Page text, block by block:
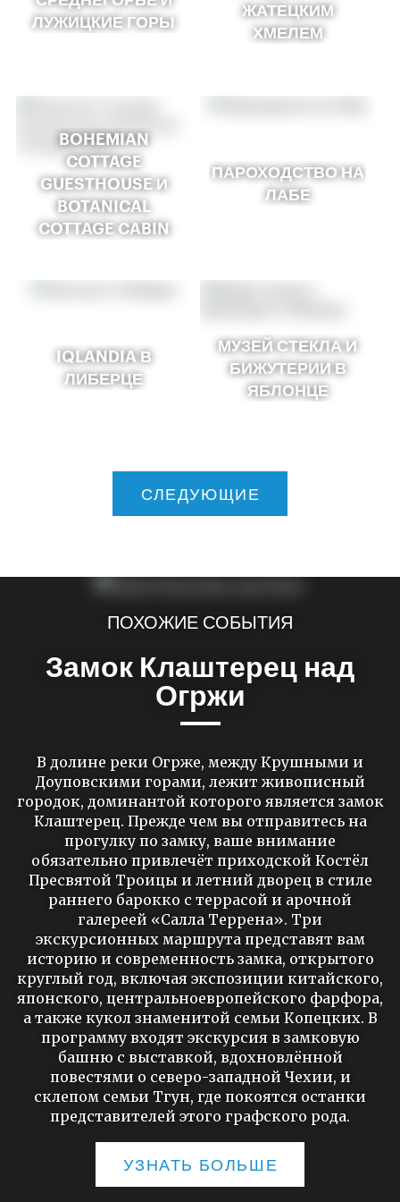
ЛУЖИЦКИЕ ГОРЫ
ЖАТЕЦКИМ
ХМЕЛЕМ
BOHEMIAN
COTTAGE
GUESTHOUSE И
BOTANICAL
COTTAGE CABIN
ПАРОХОДСТВО НА
ЛАБЕ
IQLANDIA В
ЛИБЕРЦЕ
МУЗЕЙ СТЕКЛА И
БИЖУТЕРИИ В
ЯБЛОНЦЕ
СЛЕДУЮЩИЕ
ПОХОЖИЕ СОБЫТИЯ
Замок Клаштерец над
Огржи
В долине реки Огрже, между Крушными и
Доуповскими горами, лежит живописный
городок, доминантой которого является замок
Клаштерец. Прежде чем вы отправитесь на
прогулку по замку, ваше внимание
обязательно привлечёт приходской Костёл
Пресвятой Троицы и летний дворец в стиле
раннего барокко с террасой и арочной
галереей «Салла Террена». Три
экскурсионных маршрута представят вам
историю и современность замка, открытого
круглый год, включая экспозиции китайского,
японского, центральноевропейского фарфора,
а также кукол знаменитой семьи Копецких. В
программу входят экскурсия в замковую
башню с выставкой, вдохновлённой
повестями о северо-западной Чехии, и
склепом семьи Тгун, где покоятся останки
представителей этого графского рода.
УЗНАТЬ БОЛЬШЕ